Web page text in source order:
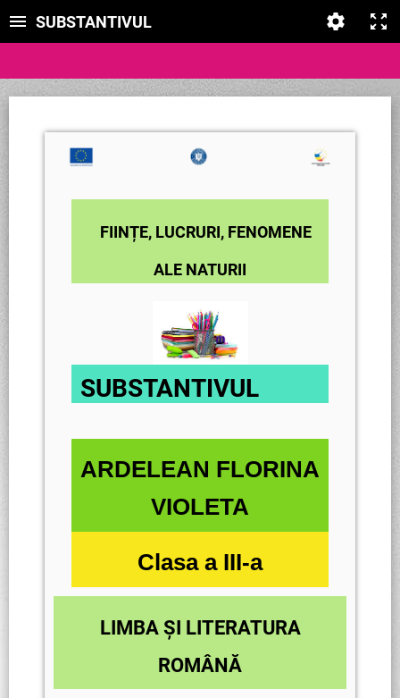
SUBSTANTIVUL
FIINȚE, LUCRURI, FENOMENE
ALE NATURII
SUBSTANTIVUL
ARDELEAN FLORINA
VIOLETA
Clasa a III-a
LIMBA ȘI LITERATURA
ROMÂNĂ